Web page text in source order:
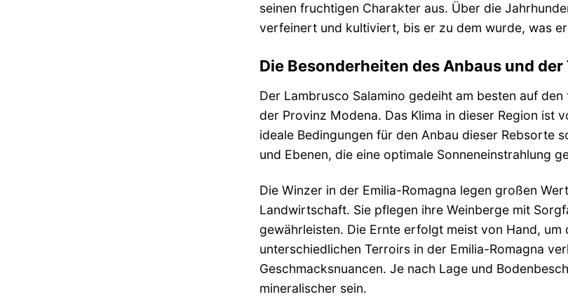
seinen fruchtigen Charakter aus. Über die
verfeinert und kultiviert, bis er zu dem wurde, was
Die Besonderheiten des Anbaus und der
Der Lambrusco Salamino gedeiht am besten auf
der Provinz Modena. Das Klima in dieser Region ist
ideale Bedingungen für den Anbau dieser Rebsorte
und Ebenen, die eine optimale Sonneneinstrahlung
Die Winzer in der Emilia-Romagna legen großen
Landwirtschaft. Sie pflegen ihre Weinberge mit
gewährleisten. Die Ernte erfolgt meist von Hand,
unterschiedlichen Terroirs in der Emilia-Romagna
Geschmacksnuancen. Je nach Lage und
mineralischer sein.